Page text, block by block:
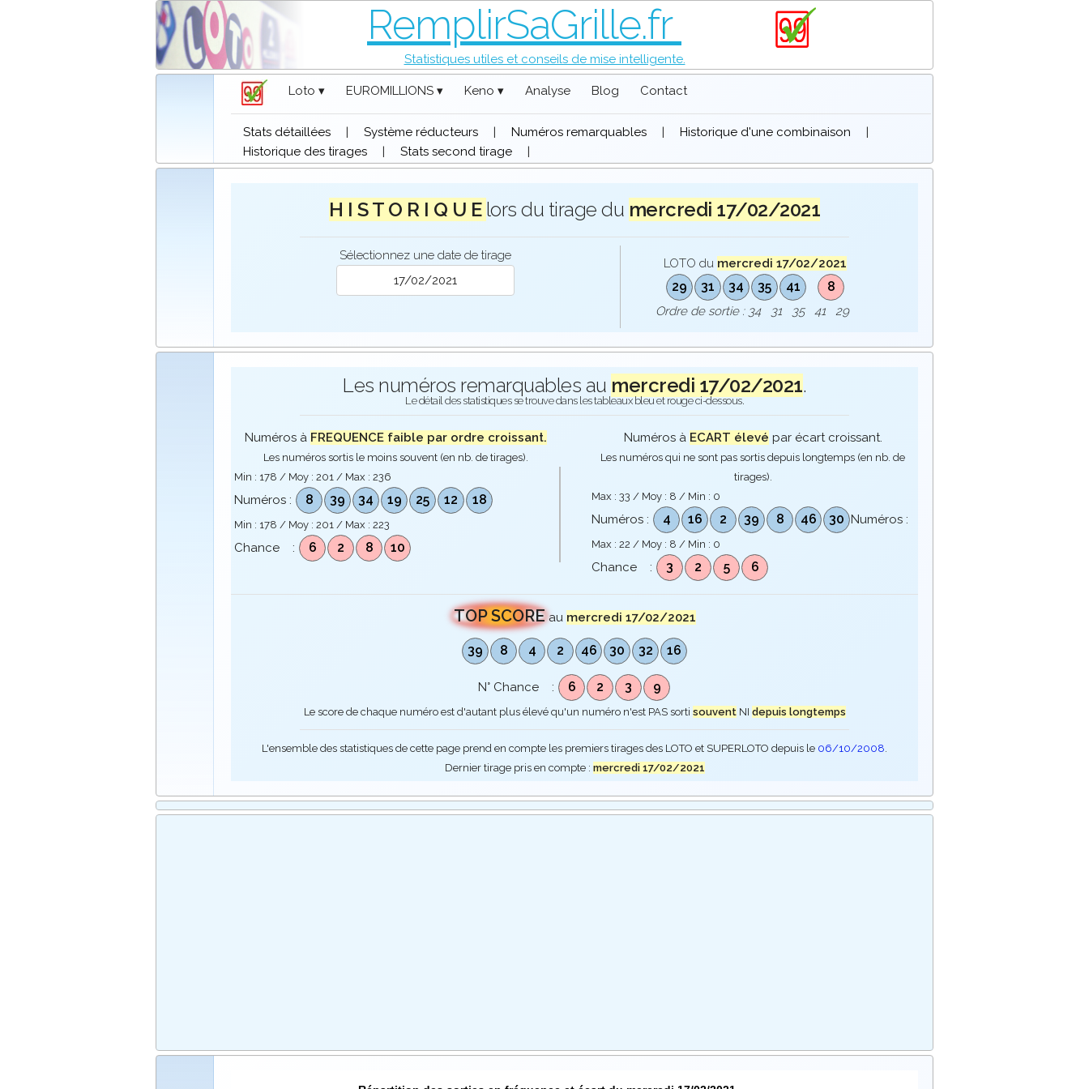
RemplirSaGrille.fr
Statistiques utiles et conseils de mise intelligente.
Loto ▾ EUROMILLIONS ▾ Keno ▾ Analyse Blog Contact
Stats détaillées | Système réducteurs | Numéros remarquables | Historique d'une combinaison
|
Historique des tirages
| Stats second tirage |
H I S T O R I Q U E lors du tirage du mercredi 17/02/2021
Sélectionnez une date de tirage
LOTO du mercredi 17/02/2021
29 31 34 35 41 8
Ordre de sortie : 34 31 35 41 29
Les numéros remarquables au mercredi 17/02/2021.
Le détail des statistiques se trouve dans les tableaux bleu et rouge ci-dessous.
Numéros à FREQUENCE faible par ordre croissant.
Les numéros sortis le moins souvent (en nb. de tirages).
Min : 178 / Moy :201 / Max :236
Numéros : 8 39 34 19 25 12 18
Min : 178 / Moy :201 / Max :223
Chance : 6 2 8 10
Numéros à ECART élevé par écart croissant.
Les numéros qui ne sont pas sortis depuis longtemps (en nb. de
tirages).
Max : 33 / Moy : 8 / Min : 0
Numéros : 4 16 2 39 8 46 30 Numéros :
Max : 22 / Moy : 8 / Min : 0
Chance : 3 2 5 6
TOP SCORE au mercredi 17/02/2021
39 8 4 2 46 30 32 16
N° Chance : 6 2 3 9
Le score de chaque numéro est d'autant plus élevé qu'un numéro n'est PAS sorti souventNI depuis longtemps
L'ensemble des statistiques de cette page prend en compte les premiers tirages des LOTO et SUPERLOTO depuis le 06/10/2008.
Dernier tirage pris en compte : mercredi 17/02/2021